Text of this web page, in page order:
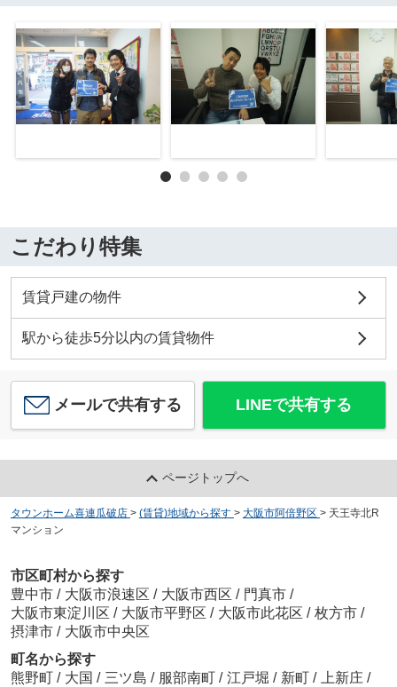
こだわり特集
賃貸戸建の物件
駅から徒歩5分以内の賃貸物件
メールで共有する LINEで共有する
ページトップへ
タウンホーム喜連瓜破店 > (賃貸)地域から探す > 大阪市阿倍野区 > 天王寺北R
マンション
市区町村から探す
豊中市 / 大阪市浪速区 / 大阪市西区 / 門真市 /
大阪市東淀川区 / 大阪市平野区 / 大阪市此花区 / 枚方市 /
摂津市 / 大阪市中央区
町名から探す
熊野町 / 大国 / 三ツ島 / 服部南町 / 江戸堀 / 新町 / 上新庄 /